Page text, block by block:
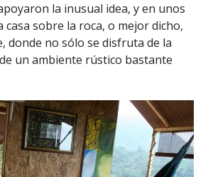
la inusual idea, y en unos
casa sobre la roca, o mejor dicho,
donde no sólo se disfruta de la
un ambiente rústico bastante